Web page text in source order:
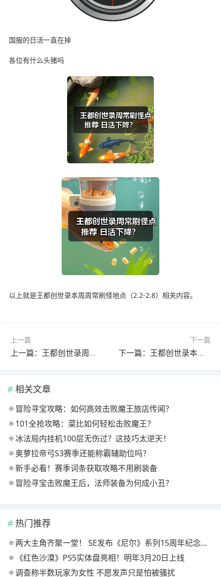
国服的日活一直在掉
各位有什么头猪吗
以上就是王都创世录本周周常刷怪地点（2.2-2.8）相关内容。
上一篇
上一篇：王都创世录周常怪物分布图解析
下一篇
下一篇：王都创世录本周刷怪点推荐，哪里效率最高？
相关文章
冒险寻宝攻略：如何高效击败魔王旅店传闻？
101全抢攻略：菜比如何轻松击败魔王？
冰法局内挂机100层无伤过？这技巧太逆天！
奥萝拉帝弓S3赛季还能称霸辅助位吗？
新手必看！赛季词条获取攻略不用刷装备
冒险寻宝击败魔王后，法师装备为何成小丑？
热门推荐
两大主角齐聚一堂！ SE发布《尼尔》系列15周年纪念典藏套装
《红色沙漠》PS5实体盘亮相！明年3月20日上线
调查称半数玩家为女性 不愿发声只是怕被骚扰